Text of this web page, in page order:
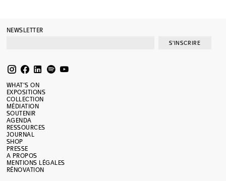
NEWSLETTER
S'INSCRIRE
WHAT’S ON
EXPOSITIONS
COLLECTION
MÉDIATION
SOUTENIR
AGENDA
RESSOURCES
JOURNAL
SHOP
PRESSE
A PROPOS
MENTIONS LÉGALES
RÉNOVATION